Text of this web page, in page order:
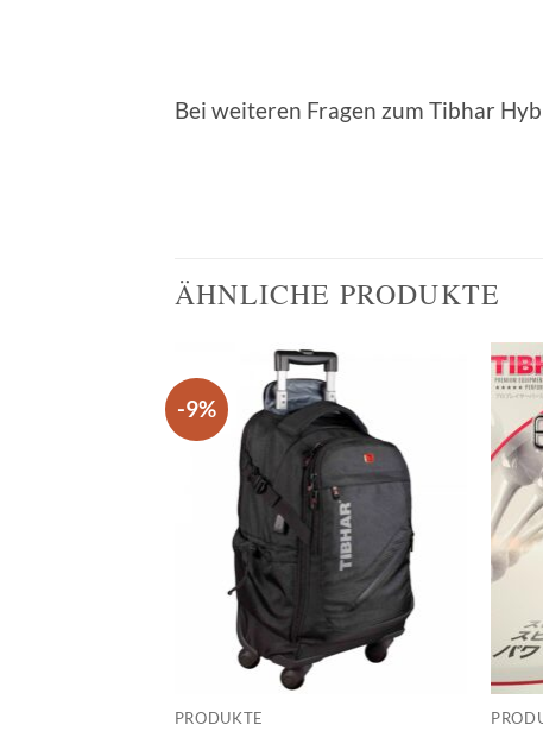
Bei weiteren Fragen zum Tibhar
ÄHNLICHE PRODUKTE
-9%
PRODUKTE